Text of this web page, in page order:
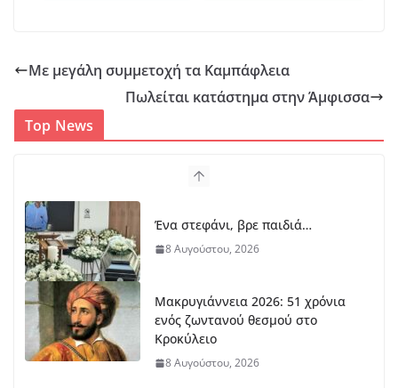
Με μεγάλη συμμετοχή τα Καμπάφλεια
Πωλείται κατάστημα στην Άμφισσα
Top News
Ένα στεφάνι, βρε παιδιά…
8 Αυγούστου, 2026
Μακρυγιάννεια 2026: 51 χρόνια
ενός ζωντανού θεσμού στο
Κροκύλειο
8 Αυγούστου, 2026